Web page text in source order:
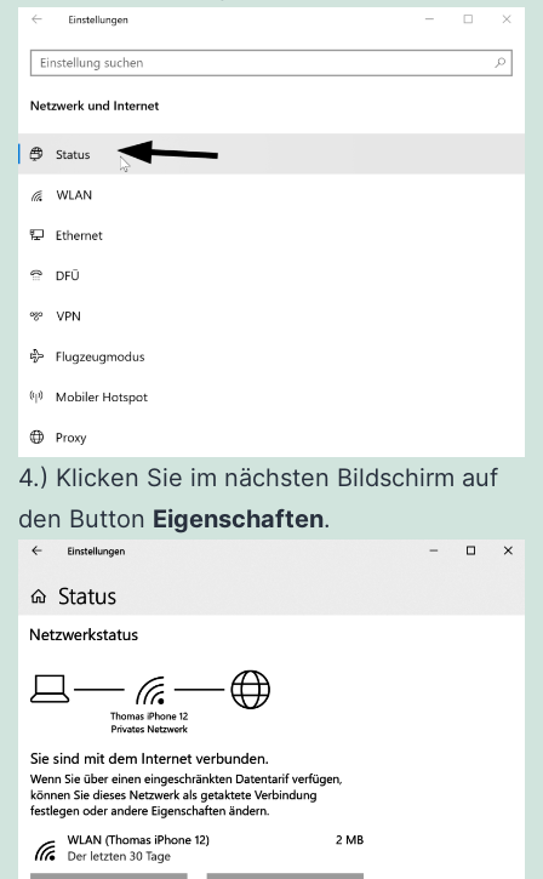
4.) Klicken Sie im nächsten Bildschirm auf
den Button Eigenschaften.